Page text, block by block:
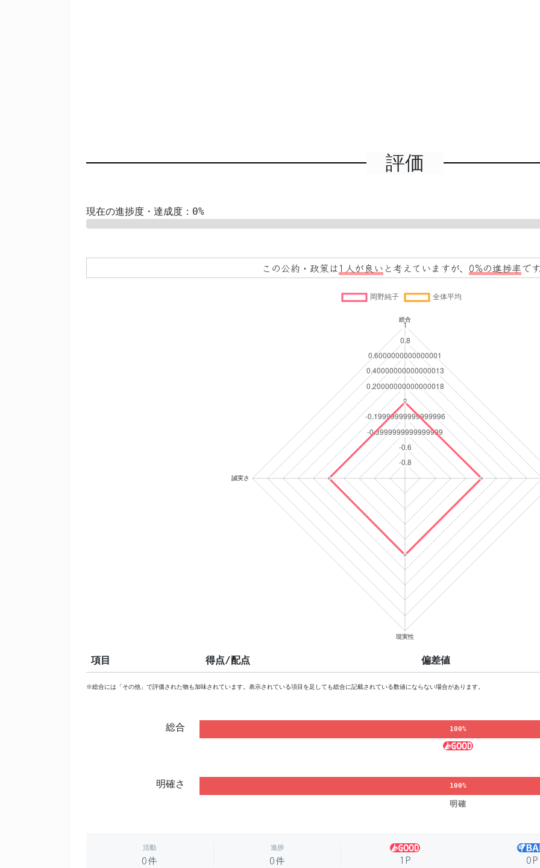
評価
現在の進捗度・達成度：0%
この公約・政策は1人が良い と考えていますが、 0%の進捗率で
項目 得点/配点 偏差値
※総合には「その他」で評価された物も加味されています。表示されている項目を足しても総合に記載されている数値にならない場合があります。
総合 100%
明確さ 100%
明確
活動
0件
進捗
0件 1P 0P